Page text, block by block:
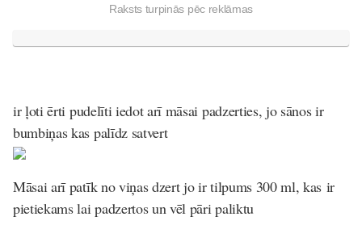
Raksts turpinās pēc reklāmas
ir ļoti ērti pudelīti iedot arī māsai padzerties, jo sānos ir
bumbiņas kas palīdz satvert
Māsai arī patīk no viņas dzert jo ir tilpums 300 ml, kas ir
pietiekams lai padzertos un vēl pāri paliktu